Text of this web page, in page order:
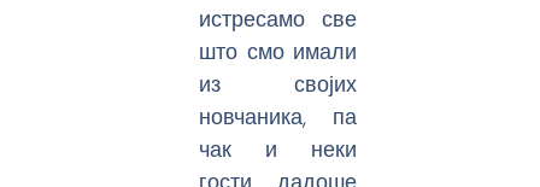
истресамо све
што смо имали
из својих
новчаника, па
чак и неки